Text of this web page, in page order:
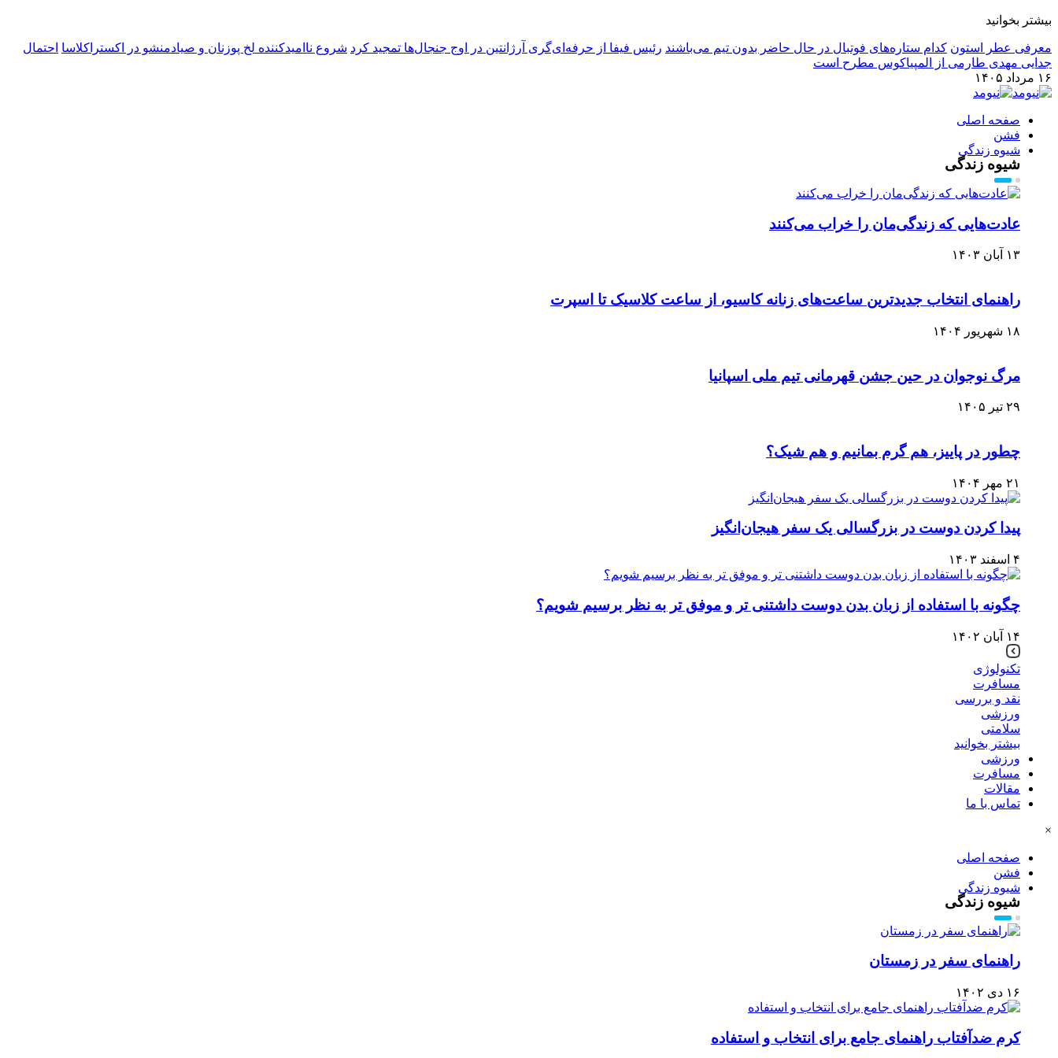
بیشتر بخوانید
معرفی عطر استون کدام ستاره‌های فوتبال در حال حاضر بدون تیم می‌باشند رئیس فیفا از حرفه‌ای‌گری آرژانتین در اوج جنجال‌ها تمجید کرد شروع ناامیدکننده لخ پوزنان و صیادمنشو در اکستراکلاسا احتمال
جدایی مهدی طارمی از المپیاکوس مطرح است
۱۶ مرداد ۱۴۰۵
صفحه اصلی
فشن
شیوه زندگی
شیوه زندگی
عادت‌هایی که زندگی‌مان را خراب می‌کنند
۱۳ آبان ۱۴۰۳
راهنمای انتخاب جدیدترین ساعت‌های زنانه کاسیو، از ساعت کلاسیک تا اسپرت
۱۸ شهریور ۱۴۰۴
مرگ نوجوان در حین جشن قهرمانی تیم ملی اسپانیا
۲۹ تیر ۱۴۰۵
چطور در پاییز، هم گرم بمانیم و هم شیک؟
۲۱ مهر ۱۴۰۴
پیدا کردن دوست در بزرگسالی یک سفر هیجان‌انگیز
۴ اسفند ۱۴۰۳
چگونه با استفاده از زبان بدن دوست داشتنی تر و موفق تر به نظر برسیم شویم؟
۱۴ آبان ۱۴۰۲
تکنولوژی
مسافرت
نقد و بررسی
ورزشی
سلامتی
بیشتر بخوانید
ورزشی
مسافرت
مقالات
تماس با ما
×
صفحه اصلی
فشن
شیوه زندگی
شیوه زندگی
راهنمای سفر در زمستان
۱۶ دی ۱۴۰۲
کرم ضدآفتاب راهنمای جامع برای انتخاب و استفاده